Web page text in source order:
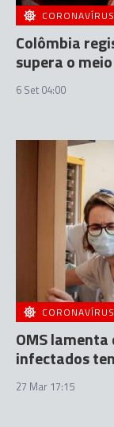
CORONAVÍRUS
Colômbia
supera o
6 Set 04:00
CORONAVÍRUS
OMS
infectados
27 Mar 17:15